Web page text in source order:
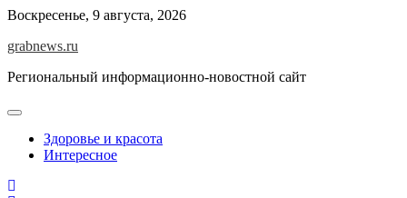
Skip
content
Воскресенье, 9 августа, 2026
grabnews.ru
Региональный информационно-новостной сайт
Здоровье и красота
Интересное